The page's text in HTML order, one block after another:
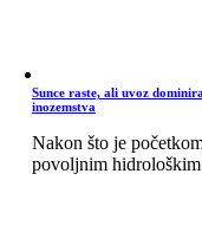
Sunce raste, ali uvoz
inozemstva
Nakon što je
povoljnim